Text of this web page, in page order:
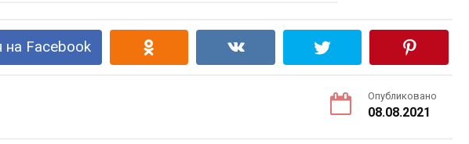
на Facebook
Опубликовано
08.08.2021